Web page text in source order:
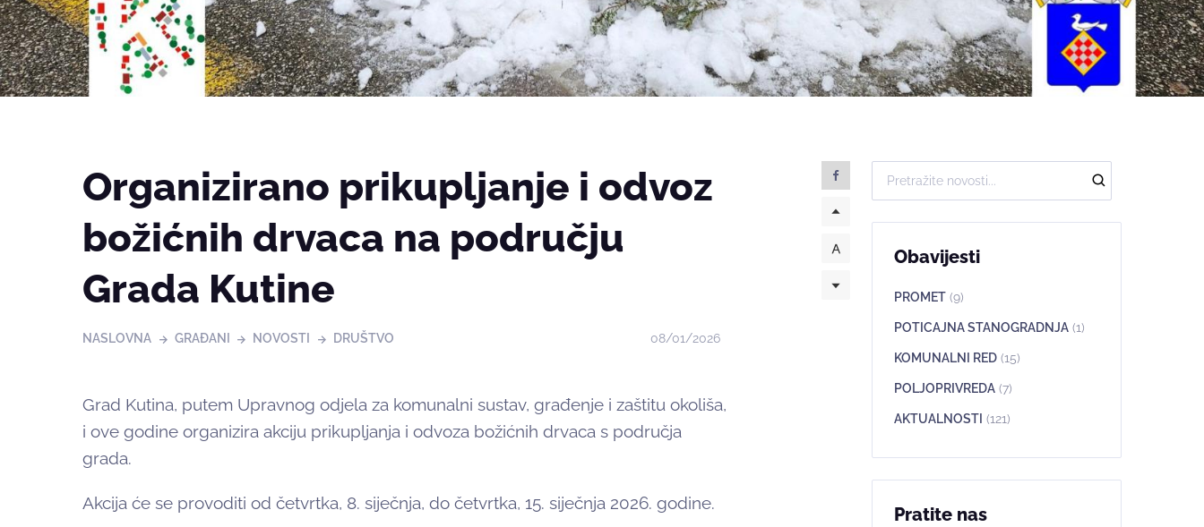
Organizirano prikupljanje i odvoz
božićnih drvaca na području
Grada Kutine
NASLOVNA GRAĐANI NOVOSTI DRUŠTVO 08/01/2026
Grad Kutina, putem Upravnog odjela za komunalni sustav, građenje i zaštitu okoliša,
i ove godine organizira akciju prikupljanja i odvoza božićnih drvaca s područja
grada.
Akcija će se provoditi od četvrtka, 8. siječnja, do četvrtka, 15. siječnja 2026. godine.
Obavijesti
PROMET (9)
POTICAJNA STANOGRADNJA (1)
KOMUNALNI RED (15)
POLJOPRIVREDA (7)
AKTUALNOSTI (121)
Pratite nas